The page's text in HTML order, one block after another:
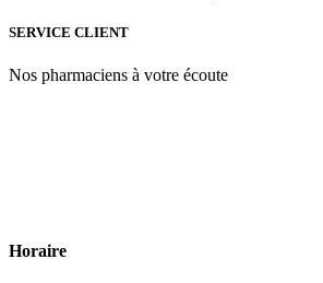
SERVICE CLIENT
Nos pharmaciens à votre écoute
Horaire